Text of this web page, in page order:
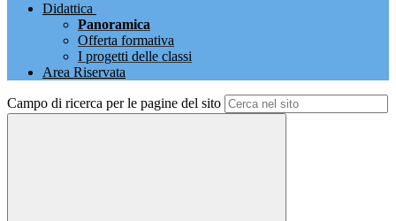
Didattica
Panoramica
Offerta formativa
I progetti delle classi
Area Riservata
Campo di ricerca per le pagine del sito